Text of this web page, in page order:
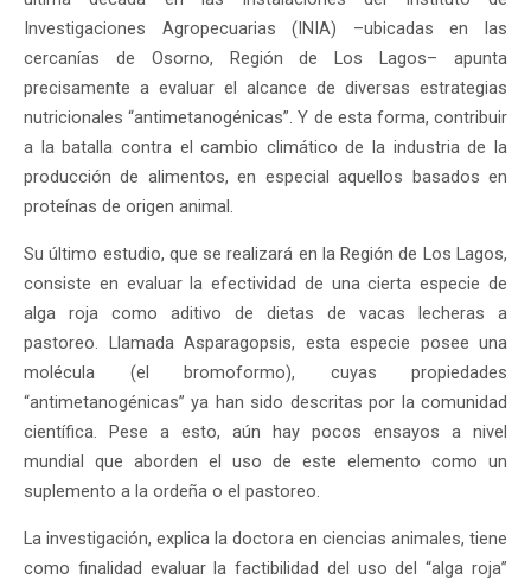
Investigaciones Agropecuarias (INIA) –ubicadas en las
cercanías de Osorno, Región de Los Lagos– apunta
precisamente a evaluar el alcance de diversas estrategias
nutricionales “antimetanogénicas”. Y de esta forma, contribuir
a la batalla contra el cambio climático de la industria de la
producción de alimentos, en especial aquellos basados en
proteínas de origen animal.
Su último estudio, que se realizará en la Región de Los Lagos,
consiste en evaluar la efectividad de una cierta especie de
alga roja como aditivo de dietas de vacas lecheras a
pastoreo. Llamada Asparagopsis, esta especie posee una
molécula (el bromoformo), cuyas propiedades
“antimetanogénicas” ya han sido descritas por la comunidad
científica. Pese a esto, aún hay pocos ensayos a nivel
mundial que aborden el uso de este elemento como un
suplemento a la ordeña o el pastoreo.
La investigación, explica la doctora en ciencias animales, tiene
como finalidad evaluar la factibilidad del uso del “alga roja”